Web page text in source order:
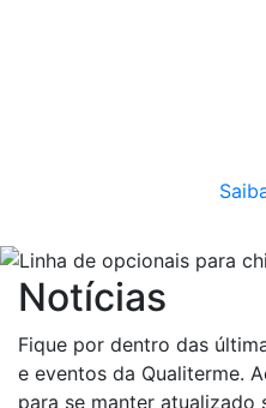
Notícias
Fique por dentro das
e eventos da Qualiterme.
para se manter atualizado